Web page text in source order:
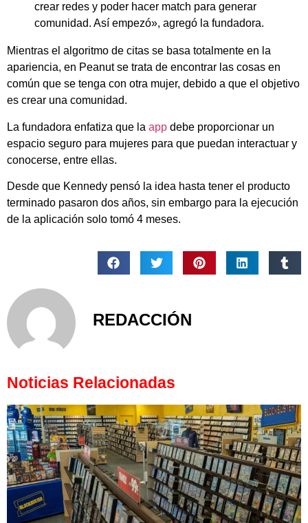
crear redes y poder hacer match para generar
comunidad. Así empezó», agregó la fundadora.
Mientras el algoritmo de citas se basa totalmente en la
apariencia, en Peanut se trata de encontrar las cosas en
común que se tenga con otra mujer, debido a que el objetivo
es crear una comunidad.
La fundadora enfatiza que la app debe proporcionar un
espacio seguro para mujeres para que puedan interactuar y
conocerse, entre ellas.
Desde que Kennedy pensó la idea hasta tener el producto
terminado pasaron dos años, sin embargo para la ejecución
de la aplicación solo tomó 4 meses.
REDACCIÓN
Noticias Relacionadas